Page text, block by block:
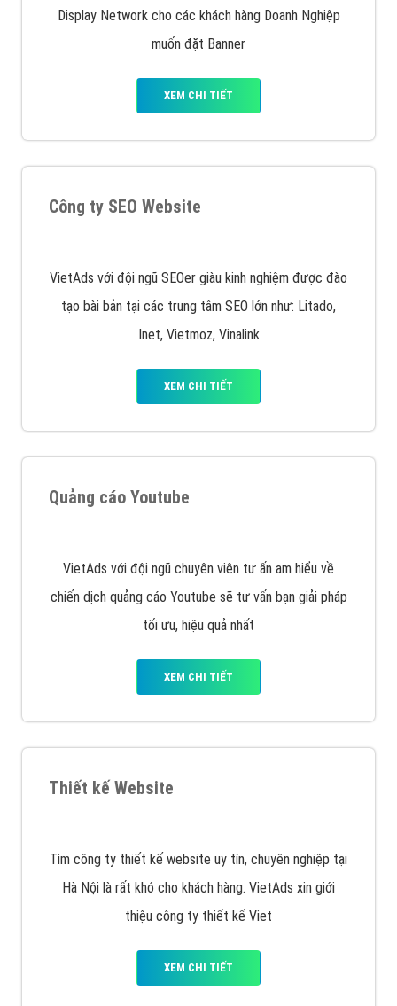
Display Network cho các khách hàng Doanh Nghiệp
muốn đặt Banner
XEM CHI TIẾT
Công ty SEO Website
VietAds với đội ngũ SEOer giàu kinh nghiệm được đào
tạo bài bản tại các trung tâm SEO lớn như: Litado,
Inet, Vietmoz, Vinalink
XEM CHI TIẾT
Quảng cáo Youtube
VietAds với đội ngũ chuyên viên tư ấn am hiểu về
chiến dịch quảng cáo Youtube sẽ tư vấn bạn giải pháp
tối ưu, hiệu quả nhất
XEM CHI TIẾT
Thiết kế Website
Tìm công ty thiết kế website uy tín, chuyên nghiệp tại
Hà Nội là rất khó cho khách hàng. VietAds xin giới
thiệu công ty thiết kế Viet
XEM CHI TIẾT